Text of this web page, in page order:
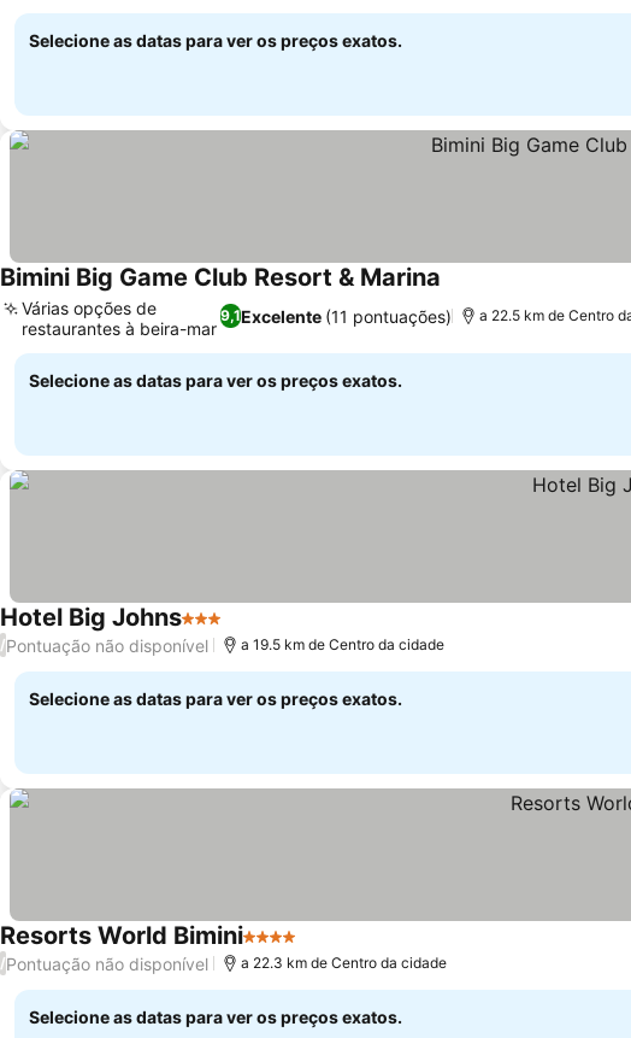
Selecione as datas para ver os preços exatos.
Bimini Big Game Club Resort & Marina
9,1Excelente (11 pontuações)
Várias opções de
restaurantes à beira-mar
a 22.5 km de Centro
Selecione as datas para ver os preços exatos.
Hotel Big Johns3 EstrelasVer preços
/Pontuação não disponível a 19.5 km de Centro da cidade
Selecione as datas para ver os preços exatos.
Resorts World Bimini4 Estrelas
/Pontuação não disponível a 22.3 km de Centro da cidade
Selecione as datas para ver os preços exatos.